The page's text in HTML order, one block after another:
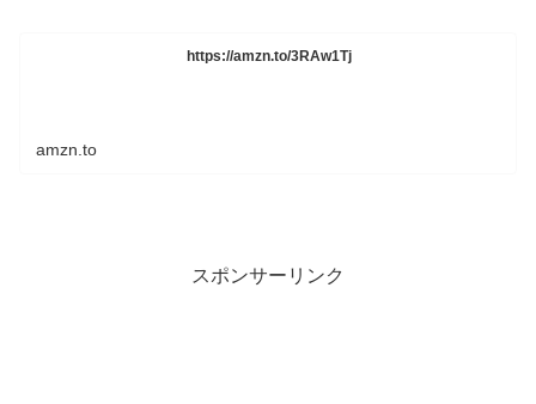
https://amzn.to/3RAw1Tj
amzn.to
スポンサーリンク